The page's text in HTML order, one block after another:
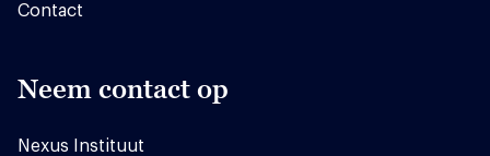
Contact
Neem contact op
Nexus Instituut